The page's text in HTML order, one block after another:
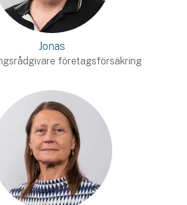
Jonas
företagsförsäkring